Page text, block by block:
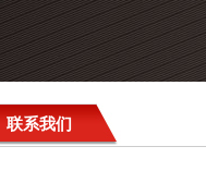
联系我们